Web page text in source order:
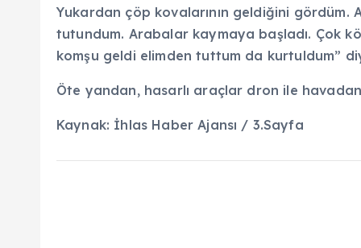
Yukardan çöp kovalarının geldiğini gördüm.
tutundum. Arabalar kaymaya başladı. Çok
komşu geldi elimden tuttum da kurtuldum”
Öte yandan, hasarlı araçlar dron ile
Kaynak: İhlas Haber Ajansı / 3.Sayfa